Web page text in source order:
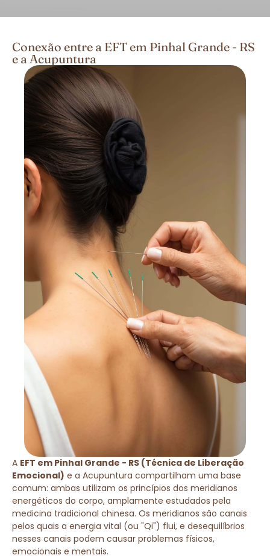
Conexão entre a EFT em Pinhal Grande - RS
e a Acupuntura
A EFT em Pinhal Grande - RS (Técnica de Liberação
Emocional) e a Acupuntura compartilham uma base
comum: ambas utilizam os princípios dos meridianos
energéticos do corpo, amplamente estudados pela
medicina tradicional chinesa. Os meridianos são canais
pelos quais a energia vital (ou "Qi") flui, e desequilíbrios
nesses canais podem causar problemas físicos,
emocionais e mentais.